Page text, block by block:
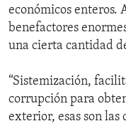
económicos enteros.
benefactores
una cierta cantidad
“Sistemización,
corrupción para
exterior, esas son las